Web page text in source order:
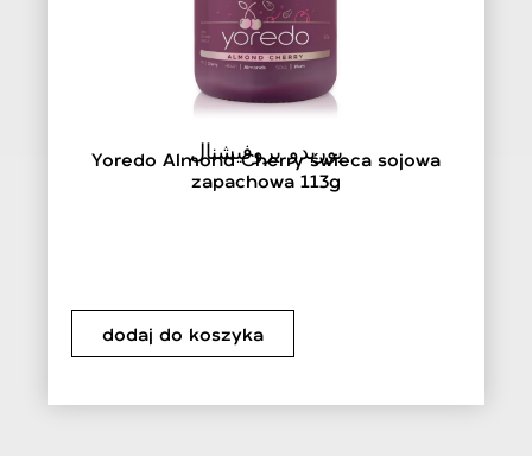
يوريدو بروفيشنال
Yoredo Almond Cherry świeca sojowa
zapachowa 113g
dodaj do koszyka